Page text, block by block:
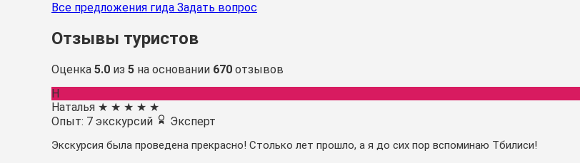
Все предложения гида Задать вопрос
Отзывы туристов
Оценка 5.0 из 5 на основании 670 отзывов
Н
Наталья ★ ★ ★ ★ ★
Опыт: 7 экскурсий
Эксперт
Экскурсия была проведена прекрасно! Столько лет прошло, а я до сих пор вспоминаю Тбилиси!